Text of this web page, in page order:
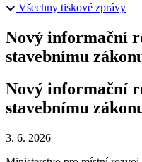
Všechny tiskové zprávy
Nový informační
stavebnímu
Nový informační
stavebnímu
3. 6. 2026